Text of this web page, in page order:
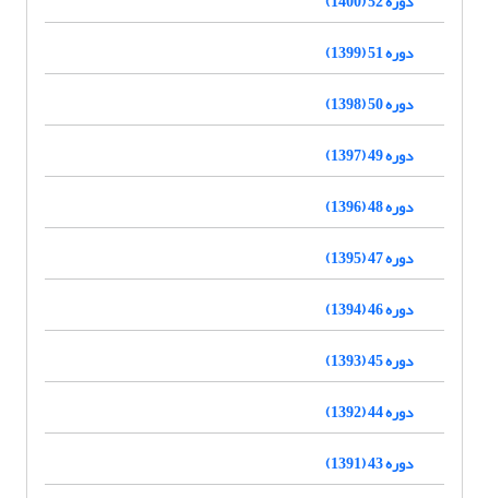
دوره 51 (1399)
دوره 50 (1398)
دوره 49 (1397)
دوره 48 (1396)
دوره 47 (1395)
دوره 46 (1394)
دوره 45 (1393)
دوره 44 (1392)
دوره 43 (1391)